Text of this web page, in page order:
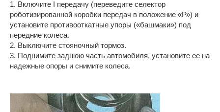
1. Включите I передачу (переведите селектор
роботизированной коробки передач в положение «Р») и
установите противооткатные упоры («башмаки») под
передние колеса.
2. Выключите стояночный тормоз.
3. Поднимите заднюю часть автомобиля, установите ее на
надежные опоры и снимите колеса.